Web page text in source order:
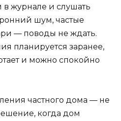
журнале и слушать
шум, частые
— поводы не ждать.
планируется заранее,
и можно спокойно
частного дома — не
когда дом